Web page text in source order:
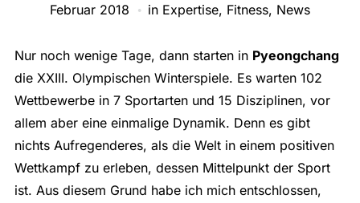
Februar 2018
in Expertise, Fitness, News
Nur noch wenige Tage, dann starten in Pyeongchang
die XXIII. Olympischen Winterspiele. Es warten 102
Wettbewerbe in 7 Sportarten und 15 Disziplinen, vor
allem aber eine einmalige Dynamik. Denn es gibt
nichts Aufregenderes, als die Welt in einem positiven
Wettkampf zu erleben, dessen Mittelpunkt der Sport
ist. Aus diesem Grund habe ich mich entschlossen,